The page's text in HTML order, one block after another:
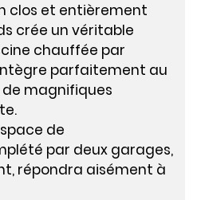
clos et entièrement
crée un véritable
chauffée par
parfaitement au
magnifiques
de
par deux garages,
répondra aisément à